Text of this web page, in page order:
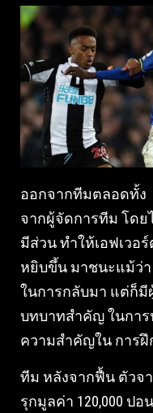
ออกจากทีมตลอดทั้ง
จากผู้จัดการทีม โดย
มีส่วน ทำให้เอฟเวอ
หยิบขึ้น มาชนะแม้ว่
ในการกลับมา แต่ก็มี
บทบาทสำคัญ ในการ
ความสำคัญใน การ
ทีม หลังจากฟื้น ตัวจ
รุกมูลค่า 120,000 ป